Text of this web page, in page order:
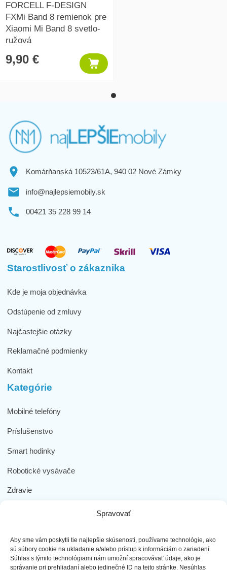
Spravovať
Aby sme vám poskytli tie najlepšie skúsenosti, používame technológie, ako
sú súbory cookie na ukladanie a/alebo prístup k informáciám o zariadení.
Súhlas s týmito technológiami nám umožní spracovávať údaje, ako je
správanie pri prehliadaní alebo jedinečné ID na tejto stránke. Nesúhlas
FORCELL F-DESIGN
FXMi Band 8 remienok pre
Xiaomi Mi Band 8 svetlo-
ružová
9,90 €
Komárňanská 10523/61A, 940 02 Nové Zámky
info@najlepsiemobily.sk
00421 35 228 99 14
Starostlivosť o zákaznika
Kde je moja objednávka
Odstúpenie od zmluvy
Najčastejšie otázky
Reklamačné podmienky
Kontakt
Kategórie
Mobilné telefóny
Príslušenstvo
Smart hodinky
Robotické vysávače
Zdravie
Dôležité odkazy